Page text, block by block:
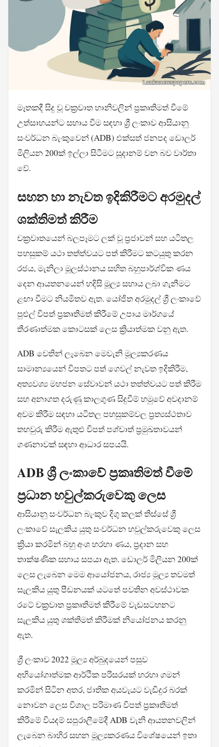
මෑතකදී සිදු වූ චක්‍රවාත හානිවලින් ප්‍රකෘතිමත් වීමේ
උත්සාහයන්ට සහාය වීම සඳහා ශ්‍රී ලංකාව ආසියානු
සංවර්ධන බැංකුවෙන් (ADB) එක්සත් ජනපද ඩොලර්
මිලියන 200ක් ඉල්ලා සිටීමට සූදානම් වන බව වාර්තා
වේ.
සහන හා නැවත ඉදිකිරීමට අරමුදල්
ශක්තිමත් කිරීම
චක්‍රවාතයෙන් බලපෑමට ලක් වූ ප්‍රජාවන් සහ යටිතල
පහසුකම් යථා තත්ත්වයට පත් කිරීමට කටයුතු කරන
රජය, මැනිලා මූලස්ථානය සහිත බහුපාර්ශ්වික ණය
දෙන ආයතනයෙන් හදිසි මූල්‍ය සහාය ලබා ගැනීමට
ළඟා වීමට නියමිතව ඇත. යෝජිත අරමුදල් ශ්‍රී ලංකාවේ
පුළුල් විපත් ප්‍රකෘතිමත් කිරීමේ උපාය මාර්ගයේ
තීරණාත්මක කොටසක් ලෙස ක්‍රියාත්මක වනු ඇත.
ADB වෙතින් ලැබෙන මෙවැනි මූල්‍යකරණය
සාමාන්‍යයෙන් විපතට පත් ගෙවල් නැවත ඉදිකිරීම,
අත්‍යවශ්‍ය මහජන සේවාවන් යථා තත්ත්වයට පත් කිරීම
සහ අනාගත දරුණු කාලගුණ සිදුවීම් හමුවේ අවදානම්
අවම කිරීම සඳහා යටිතල පහසුකම්වල ප්‍රත්‍යස්ථතාව
තහවුරු කිරීම ඇතුළු විපත් පශ්චාත් ප්‍රමුඛතාවයන්
ගණනාවක් සඳහා ආධාර සපයයි.
ADB ශ්‍රී ලංකාවේ ප්‍රකෘතිමත් වීමේ
ප්‍රධාන හවුල්කරුවෙකු ලෙස
ආසියානු සංවර්ධන බැංකුව දිගු කලක් තිස්සේ ශ්‍රී
ලංකාවේ සැලකිය යුතු සංවර්ධන හවුල්කරුවෙකු ලෙස
ක්‍රියා කරමින් බහු අංශ හරහා ණය, ප්‍රදාන සහ
තාක්ෂණික සහාය සපයා ඇත. ඩොලර් මිලියන 200ක්
ලෙස ලැබෙන මෙම ආයෝජනය, රාජ්‍ය මූල්‍ය තවමත්
සැලකිය යුතු පීඩනයක් යටතේ පවතින අවස්ථාවක
රටේ චක්‍රවාත ප්‍රකෘතිමත් කිරීමේ වැඩසටහනට
සැලකිය යුතු ශක්තිමත් කිරීමක් නියෝජනය කරනු
ඇත.
ශ්‍රී ලංකාව 2022 මූල්‍ය අර්බුදයෙන් පසුව
අභියෝගාත්මක ආර්ථික පරිසරයක් හරහා ගමන්
කරමින් සිටින අතර, ජාතික අයවැයට වැඩිදුර බරක්
නොවන ලෙස විශාල පරිමාණ විපත් ප්‍රකෘතිමත්
කිරීමේ වියදම් සපුරාලීමේදී ADB වැනි ආයතනවලින්
ලැබෙන බාහිර සහන මූල්‍යකරණය විශේෂයෙන් ඉතා